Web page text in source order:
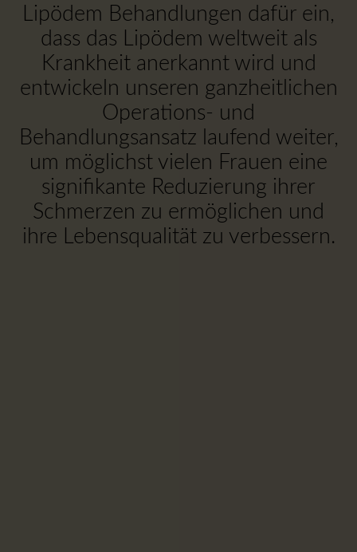
Lipödem Behandlungen dafür ein,
dass das Lipödem weltweit als
Krankheit anerkannt wird und
entwickeln unseren ganzheitlichen
Operations- und
Behandlungsansatz laufend weiter,
um möglichst vielen Frauen eine
signifikante Reduzierung ihrer
Schmerzen zu ermöglichen und
ihre Lebensqualität zu verbessern.